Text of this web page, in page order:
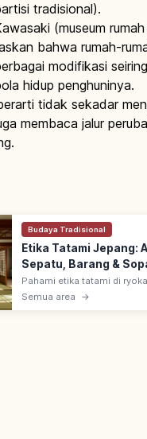
tradisional).
(museum
bahwa rumah-
modifikasi seiring
hidup penghuninya.
tidak sekadar
membaca jalur
Budaya Tradisional
Etika Tatami Jepang:
Sepatu, Barang &
Pahami etika tatami di
Jepang, mulai dari aturan
Semua area →